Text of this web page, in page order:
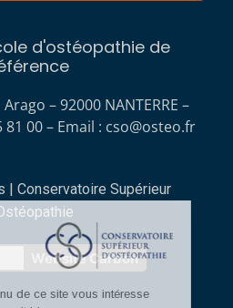
contenu de ce site vous intéresse
d'ostéopathie de
– 92000 NANTERRE –
00 – Email : cso@osteo.fr
| Conservatoire Supérieur
Website Carbon